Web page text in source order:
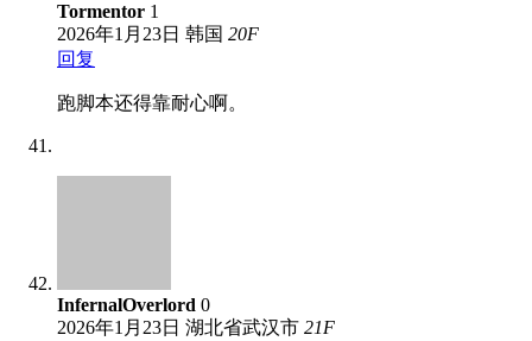
Tormentor 1
2026年1月23日 韩国 20F
回复
跑脚本还得靠耐心啊。
InfernalOverlord 0
2026年1月23日 湖北省武汉市 21F